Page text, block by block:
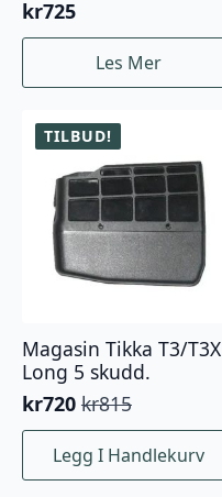
kr725
Les Mer
TILBUD!
Magasin Tikka T3/T3X
Long 5 skudd.
kr815
Opprinnelig
pris
var:
kr815.
kr720
Nåværende
pris
kr720.
Legg I Handlekurv